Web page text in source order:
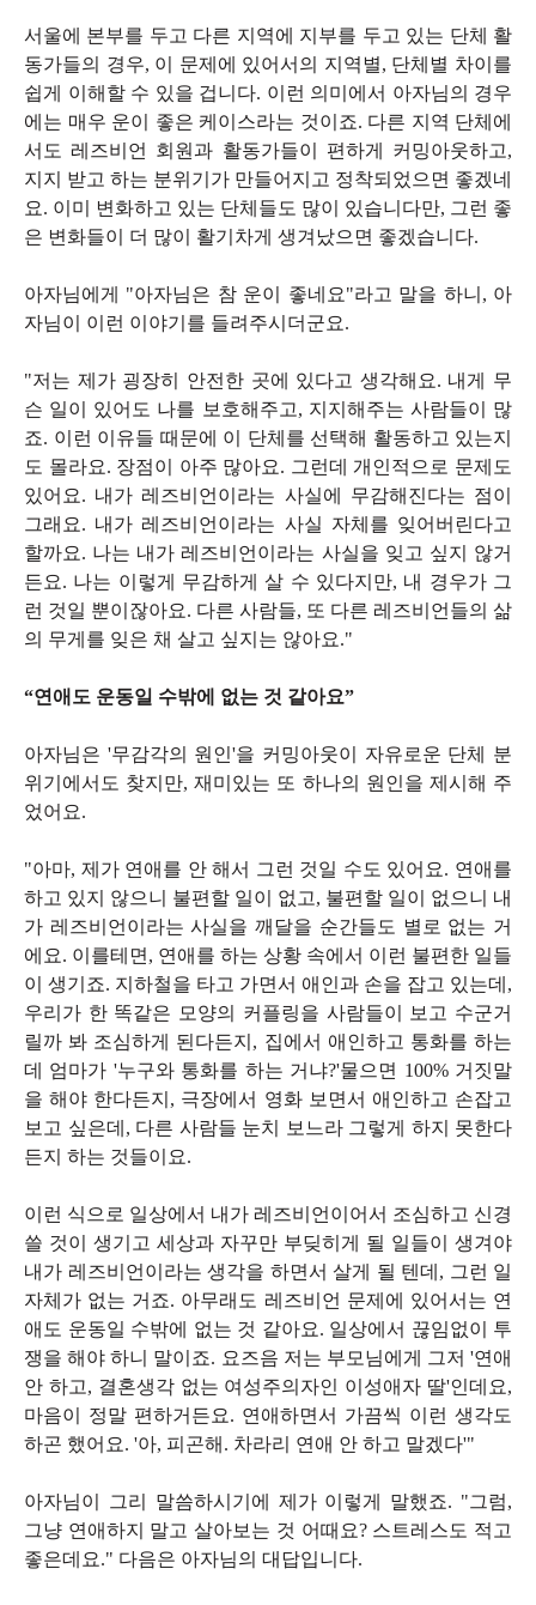
서울에 본부를 두고 다른 지역에 지부를 두고 있는 단체 활
동가들의 경우, 이 문제에 있어서의 지역별, 단체별 차이를
쉽게 이해할 수 있을 겁니다. 이런 의미에서 아자님의 경우
에는 매우 운이 좋은 케이스라는 것이죠. 다른 지역 단체에
서도 레즈비언 회원과 활동가들이 편하게 커밍아웃하고,
지지 받고 하는 분위기가 만들어지고 정착되었으면 좋겠네
요. 이미 변화하고 있는 단체들도 많이 있습니다만, 그런 좋
은 변화들이 더 많이 활기차게 생겨났으면 좋겠습니다.
아자님에게 "아자님은 참 운이 좋네요"라고 말을 하니, 아
자님이 이런 이야기를 들려주시더군요.
"저는 제가 굉장히 안전한 곳에 있다고 생각해요. 내게 무
슨 일이 있어도 나를 보호해주고, 지지해주는 사람들이 많
죠. 이런 이유들 때문에 이 단체를 선택해 활동하고 있는지
도 몰라요. 장점이 아주 많아요. 그런데 개인적으로 문제도
있어요. 내가 레즈비언이라는 사실에 무감해진다는 점이
그래요. 내가 레즈비언이라는 사실 자체를 잊어버린다고
할까요. 나는 내가 레즈비언이라는 사실을 잊고 싶지 않거
든요. 나는 이렇게 무감하게 살 수 있다지만, 내 경우가 그
런 것일 뿐이잖아요. 다른 사람들, 또 다른 레즈비언들의 삶
의 무게를 잊은 채 살고 싶지는 않아요."
“연애도 운동일 수밖에 없는 것 같아요”
아자님은 '무감각의 원인'을 커밍아웃이 자유로운 단체 분
위기에서도 찾지만, 재미있는 또 하나의 원인을 제시해 주
었어요.
"아마, 제가 연애를 안 해서 그런 것일 수도 있어요. 연애를
하고 있지 않으니 불편할 일이 없고, 불편할 일이 없으니 내
가 레즈비언이라는 사실을 깨달을 순간들도 별로 없는 거
에요. 이를테면, 연애를 하는 상황 속에서 이런 불편한 일들
이 생기죠. 지하철을 타고 가면서 애인과 손을 잡고 있는데,
우리가 한 똑같은 모양의 커플링을 사람들이 보고 수군거
릴까 봐 조심하게 된다든지, 집에서 애인하고 통화를 하는
데 엄마가 '누구와 통화를 하는 거냐?'물으면 100% 거짓말
을 해야 한다든지, 극장에서 영화 보면서 애인하고 손잡고
보고 싶은데, 다른 사람들 눈치 보느라 그렇게 하지 못한다
든지 하는 것들이요.
이런 식으로 일상에서 내가 레즈비언이어서 조심하고 신경
쓸 것이 생기고 세상과 자꾸만 부딪히게 될 일들이 생겨야
내가 레즈비언이라는 생각을 하면서 살게 될 텐데, 그런 일
자체가 없는 거죠. 아무래도 레즈비언 문제에 있어서는 연
애도 운동일 수밖에 없는 것 같아요. 일상에서 끊임없이 투
쟁을 해야 하니 말이죠. 요즈음 저는 부모님에게 그저 '연애
안 하고, 결혼생각 없는 여성주의자인 이성애자 딸'인데요,
마음이 정말 편하거든요. 연애하면서 가끔씩 이런 생각도
하곤 했어요. '아, 피곤해. 차라리 연애 안 하고 말겠다'"
아자님이 그리 말씀하시기에 제가 이렇게 말했죠. "그럼,
그냥 연애하지 말고 살아보는 것 어때요? 스트레스도 적고
좋은데요." 다음은 아자님의 대답입니다.